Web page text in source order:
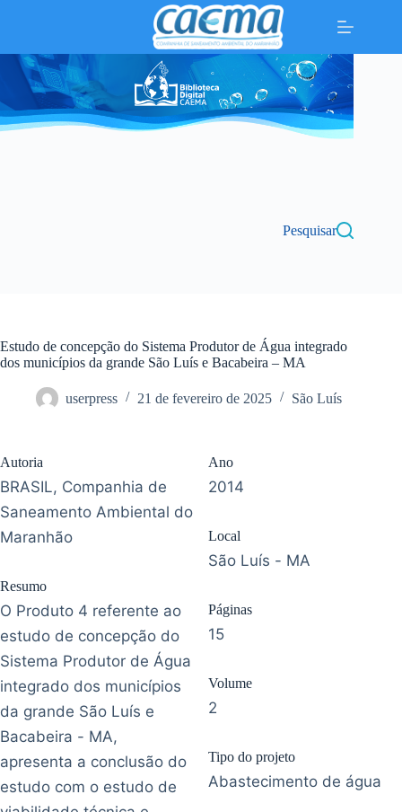
conteúdo
Pesquisar
Estudo de concepção do Sistema Produtor de Água integrado
dos municípios da grande São Luís e Bacabeira – MA
userpress 21 de fevereiro de 2025 São Luís
Autoria
BRASIL, Companhia de
Saneamento Ambiental do
Maranhão
Resumo
O Produto 4 referente ao
estudo de concepção do
Sistema Produtor de Água
integrado dos municípios
da grande São Luís e
Bacabeira - MA,
apresenta a conclusão do
estudo com o estudo de
Ano
2014
Local
São Luís - MA
Páginas
15
Volume
2
Tipo do projeto
Abastecimento de água